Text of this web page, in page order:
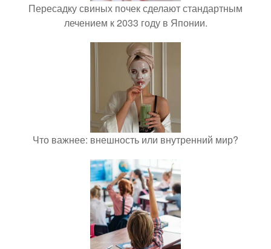
Пересадку свиных почек сделают стандартным
лечением к 2033 году в Японии.
Что важнее: внешность или внутренний мир?